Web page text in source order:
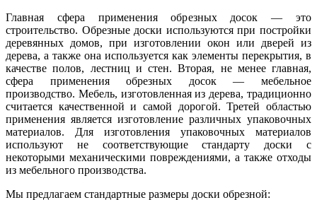
Главная сфера применения обрезных досок — это
строительство. Обрезные доски используются при постройки
деревянных домов, при изготовлении окон или дверей из
дерева, а также она используется как элементы перекрытия, в
качестве полов, лестниц и стен. Вторая, не менее главная,
сфера применения обрезных досок — мебельное
производство. Мебель, изготовленная из дерева, традиционно
считается качественной и самой дорогой. Третей областью
применения является изготовление различных упаковочных
материалов. Для изготовления упаковочных материалов
используют не соответствующие стандарту доски с
некоторыми механическими повреждениями, а также отходы
из мебельного производства.
Мы предлагаем стандартные размеры доски обрезной: